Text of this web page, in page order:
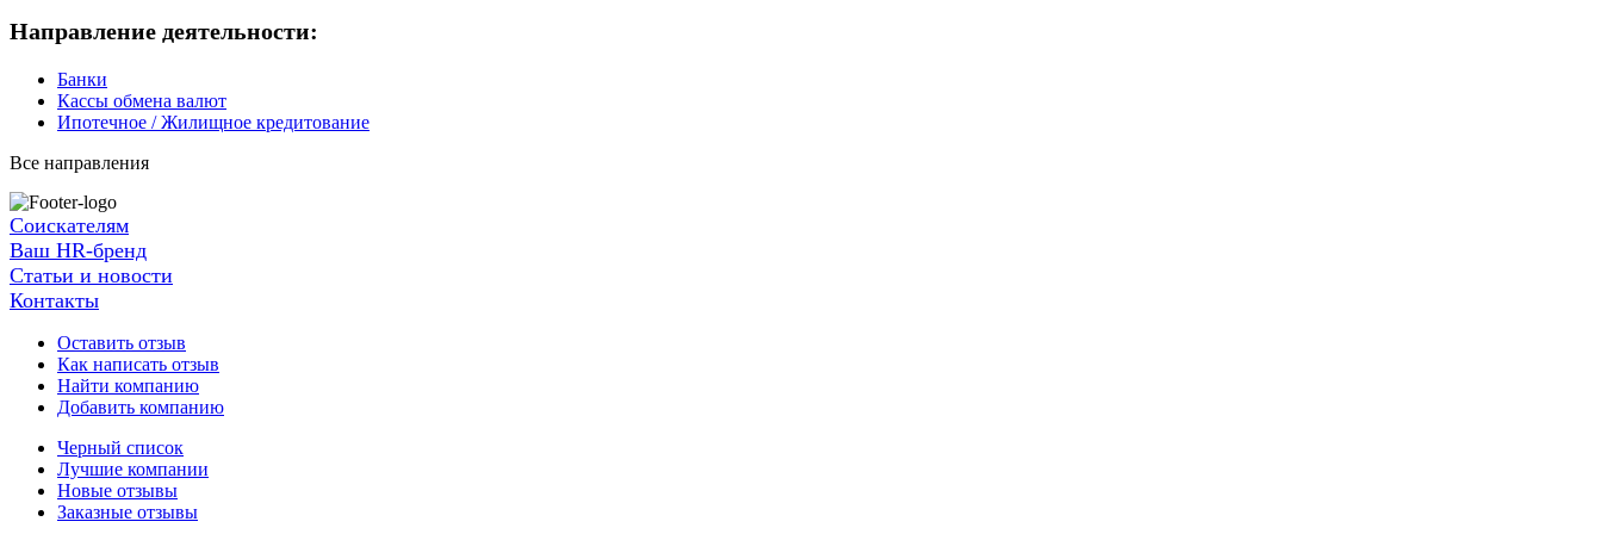
Направление деятельности:
Банки
Кассы обмена валют
Ипотечное / Жилищное кредитование
Все направления
Соискателям
Ваш HR-бренд
Статьи и новости
Контакты
Оставить отзыв
Как написать отзыв
Найти компанию
Добавить компанию
Черный список
Лучшие компании
Новые отзывы
Заказные отзывы